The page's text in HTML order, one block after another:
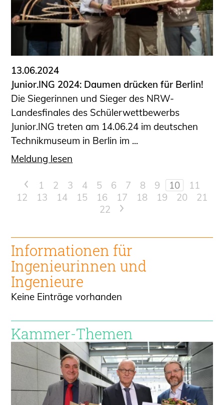
13.06.2024
Junior.ING 2024: Daumen drücken für Berlin!
Die Siegerinnen und Sieger des NRW-
Landesfinales des Schülerwettbewerbs
Junior.ING treten am 14.06.24 im deutschen
Technikmuseum in Berlin im ...
Meldung lesen
< 1 2 3 4 5 6 7 8 9 10
11
12
13 14 15 16 17 18 19 20
21
22
>
Informationen für
Ingenieurinnen und
Ingenieure
Keine Einträge vorhanden
Kammer-Themen